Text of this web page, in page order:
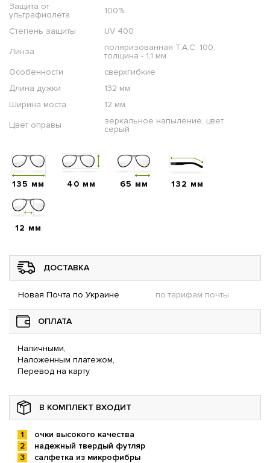
Защита от
ультрафиолета
100%
Степень защиты
UV 400
Линза
поляризованная T.A.C. 100,
толщина - 1,1 мм.
Особенности
сверхгибкие
Длина дужки
132 мм
Ширина моста
12 мм
Цвет оправы
зеркальное напыление, цвет
серый
135 мм 40 мм 65 мм 132 мм
12 мм
ДОСТАВКА
Новая Почта по Украине по тарифам почты
ОПЛАТА
Наличными,
Наложенным платежом,
Перевод на карту
В КОМПЛЕКТ ВХОДИТ
очки высокого качества
надежный твердый футляр
салфетка из микрофибры